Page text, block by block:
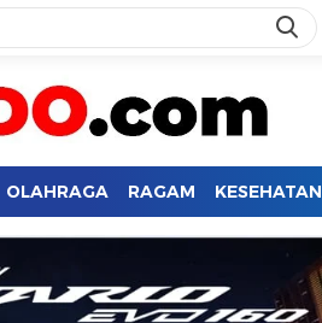
OLAHRAGA RAGAM KESEHATAN